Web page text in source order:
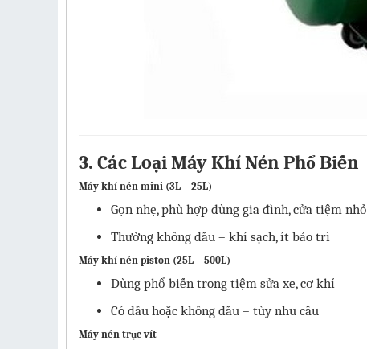
3. Các Loại Máy Khí Nén Phổ Biến
Máy khí nén mini (3L – 25L)
Gọn nhẹ, phù hợp dùng gia đình, cửa tiệm nhỏ
Thường không dầu – khí sạch, ít bảo trì
Máy khí nén piston (25L – 500L)
Dùng phổ biến trong tiệm sửa xe, cơ khí
Có dầu hoặc không dầu – tùy nhu cầu
Máy nén trục vít